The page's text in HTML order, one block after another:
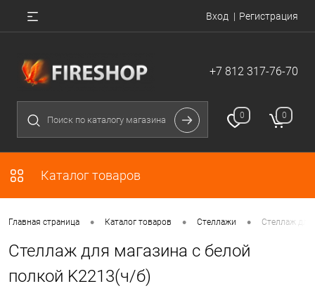
Вход Регистрация
+7 812 317-76-70
0 0
Каталог товаров
Главная страница • Каталог товаров • Стеллажи • Стеллаж для
Стеллаж для магазина с белой
полкой K2213(ч/б)